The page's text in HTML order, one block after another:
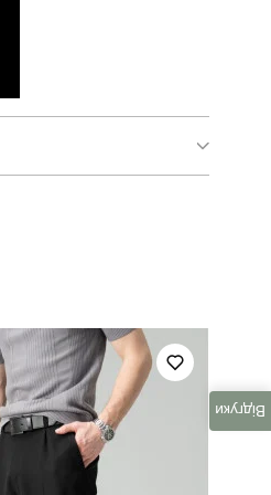
україна
Відгуки